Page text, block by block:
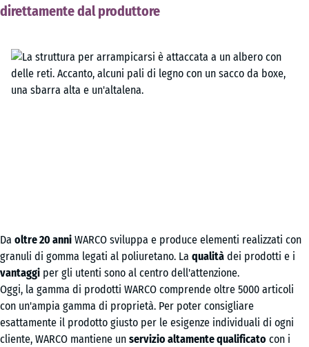
direttamente dal produttore
Da oltre 20 anni WARCO sviluppa e produce elementi realizzati con
granuli di gomma legati al poliuretano. La qualità dei prodotti e i
vantaggi per gli utenti sono al centro dell'attenzione.
Oggi, la gamma di prodotti WARCO comprende oltre 5000 articoli
con un'ampia gamma di proprietà. Per poter consigliare
esattamente il prodotto giusto per le esigenze individuali di ogni
cliente, WARCO mantiene un servizio altamente qualificato con i